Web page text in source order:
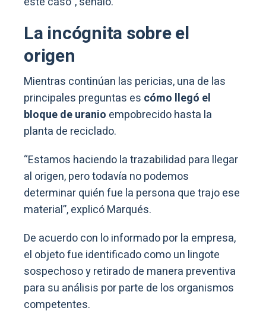
La incógnita sobre el
origen
Mientras continúan las pericias, una de las
principales preguntas es cómo llegó el
bloque de uranio empobrecido hasta la
planta de reciclado.
“Estamos haciendo la trazabilidad para llegar
al origen, pero todavía no podemos
determinar quién fue la persona que trajo ese
material”, explicó Marqués.
De acuerdo con lo informado por la empresa,
el objeto fue identificado como un lingote
sospechoso y retirado de manera preventiva
para su análisis por parte de los organismos
competentes.